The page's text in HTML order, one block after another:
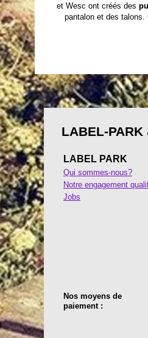
et Wesc ont créés des
pantalon et des talons.
LABEL-PARK
LABEL PARK
Qui sommes-nous?
Notre engagement
Jobs
Nos moyens de
paiement :